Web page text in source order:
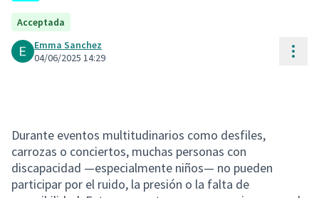
Acceptada
Emma Sanchez
04/06/2025 14:29
Durante eventos multitudinarios como desfiles,
carrozas o conciertos, muchas personas con
discapacidad —especialmente niños— no pueden
participar por el ruido, la presión o la falta de